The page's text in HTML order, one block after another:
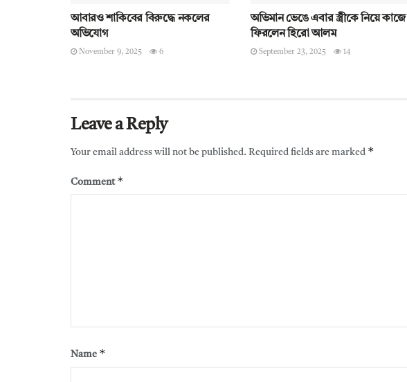
আবারও শাকিবের বিরুদ্ধে নকলের
অভিযোগ
November 9, 2025 6
অভিমান ভেঙে এবার স্ত্রীকে নিয়ে কাজে
ফিরলেন হিরো আলম
September 23, 2025 14
Leave a Reply
Your email address will not be published. Required fields are marked *
Comment *
Name *